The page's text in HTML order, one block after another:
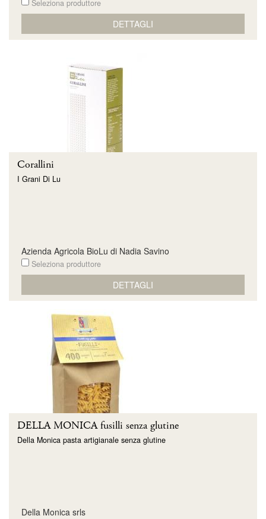
Seleziona produttore
DETTAGLI
Corallini
I Grani Di Lu
Azienda Agricola BioLu di Nadia Savino
Seleziona produttore
DETTAGLI
DELLA MONICA fusilli senza glutine
Della Monica pasta artigianale senza glutine
Della Monica srls